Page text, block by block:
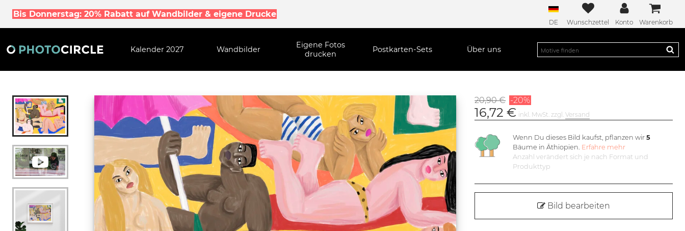
Bis Donnerstag: 20% Rabatt auf Wandbilder & eigene Drucke
DE Wunschzettel Konto Warenkorb
Kalender 2027 Wandbilder
Eigene Fotos
drucken
Postkarten-Sets Über uns
20,90 € -20%
16,72 € inkl. MwSt. zzgl.Versand
Wenn Du dieses Bild kaufst, pflanzen wir5
Bäume in Äthiopien. Erfahre mehr
Anzahl verändert sich je nach Format und
Produkttyp
Bild bearbeiten